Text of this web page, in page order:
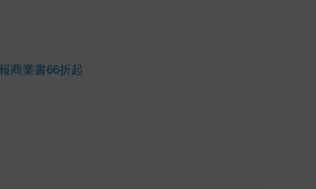
商業書66折起